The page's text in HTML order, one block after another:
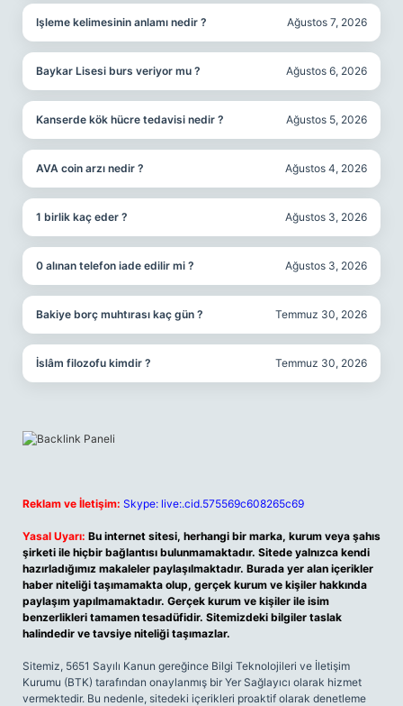
Işleme kelimesinin anlamı nedir ? Ağustos 7, 2026
Baykar Lisesi burs veriyor mu ? Ağustos 6, 2026
Kanserde kök hücre tedavisi nedir ? Ağustos 5, 2026
AVA coin arzı nedir ? Ağustos 4, 2026
1 birlik kaç eder ? Ağustos 3, 2026
0 alınan telefon iade edilir mi ? Ağustos 3, 2026
Bakiye borç muhtırası kaç gün ? Temmuz 30, 2026
İslâm filozofu kimdir ? Temmuz 30, 2026
Reklam ve İletişim: Skype: live:.cid.575569c608265c69
Yasal Uyarı: Bu internet sitesi, herhangi bir marka, kurum veya şahıs
şirketi ile hiçbir bağlantısı bulunmamaktadır. Sitede yalnızca kendi
hazırladığımız makaleler paylaşılmaktadır. Burada yer alan içerikler
haber niteliği taşımamakta olup, gerçek kurum ve kişiler hakkında
paylaşım yapılmamaktadır. Gerçek kurum ve kişiler ile isim
benzerlikleri tamamen tesadüfidir. Sitemizdeki bilgiler taslak
halindedir ve tavsiye niteliği taşımazlar.
Sitemiz, 5651 Sayılı Kanun gereğince Bilgi Teknolojileri ve İletişim
Kurumu (BTK) tarafından onaylanmış bir Yer Sağlayıcı olarak hizmet
vermektedir. Bu nedenle, sitedeki içerikleri proaktif olarak denetleme